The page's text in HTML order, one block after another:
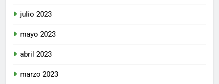
julio 2023
mayo 2023
abril 2023
marzo 2023